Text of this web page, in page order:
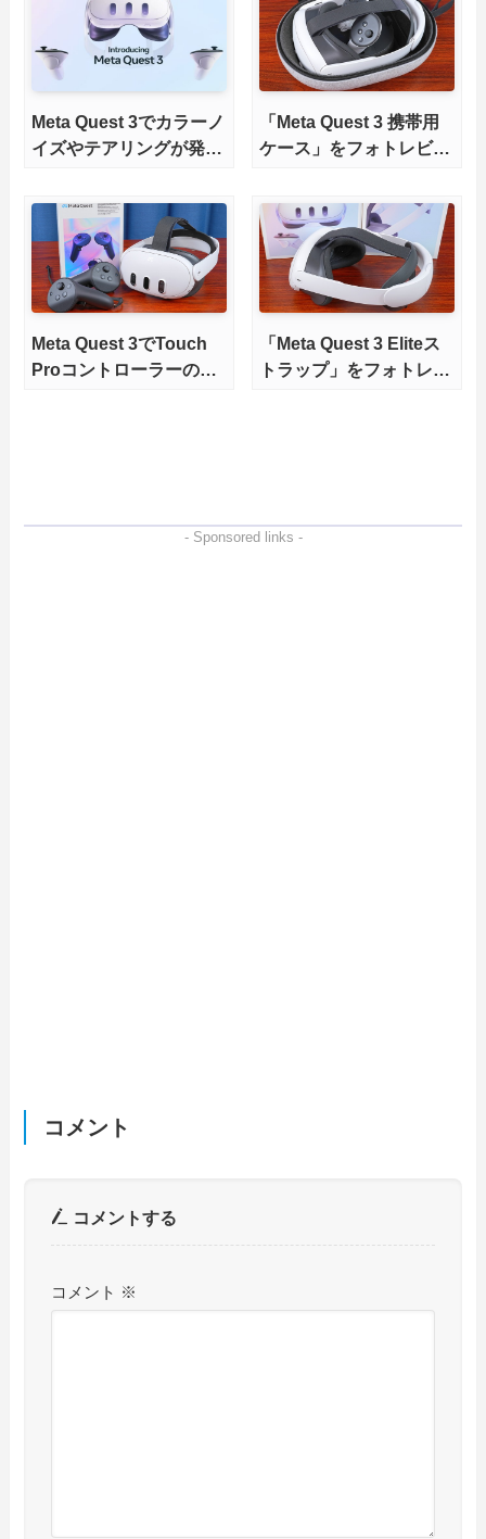
Meta Quest 3でカラーノ
イズやテアリングが発生
Meta公式に返品する手
「Meta Quest 3 携帯用
ケース」をフォトレビュ
快適なキャリングケース
Meta Quest 3でTouch
Proコントローラーのト
「Meta Quest 3 Eliteス
トラップ」をフォトレビ
- Sponsored links -
コメント
コメントする
コメント ※